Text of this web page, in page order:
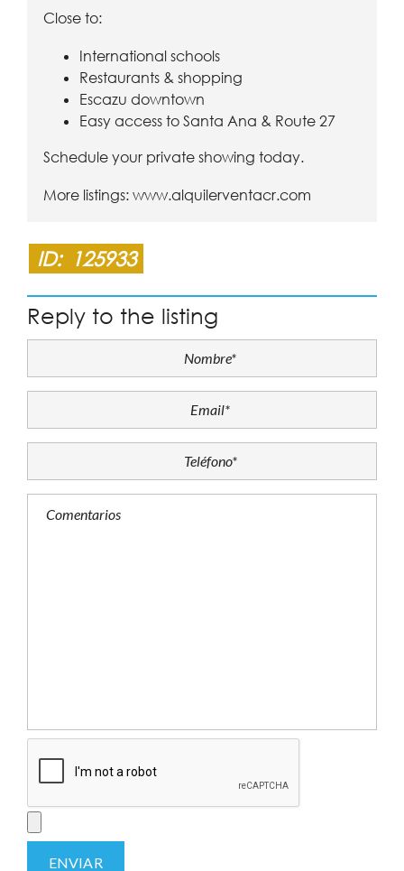
Close to:
International schools
Restaurants & shopping
Escazu downtown
Easy access to Santa Ana & Route 27
Schedule your private showing today.
More listings: www.alquilerventacr.com
ID: 125933
Reply to the listing